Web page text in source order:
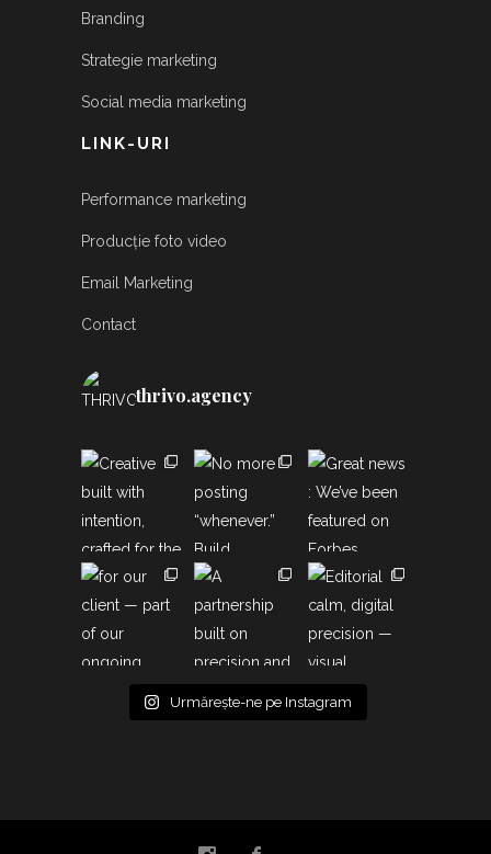
Branding
Strategie marketing
Social media marketing
LINK-URI
Performance marketing
Producție foto video
Email Marketing
Contact
thrivo.agency
Urmărește-ne pe Instagram